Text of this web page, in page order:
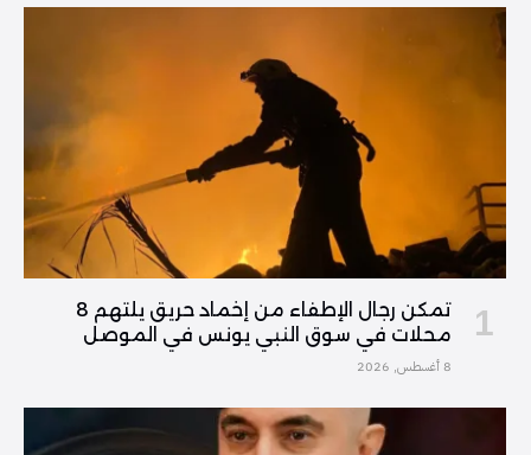
تمكن رجال الإطفاء من إخماد حريق يلتهم 8
محلات في سوق النبي يونس في الموصل
8 أغسطس, 2026